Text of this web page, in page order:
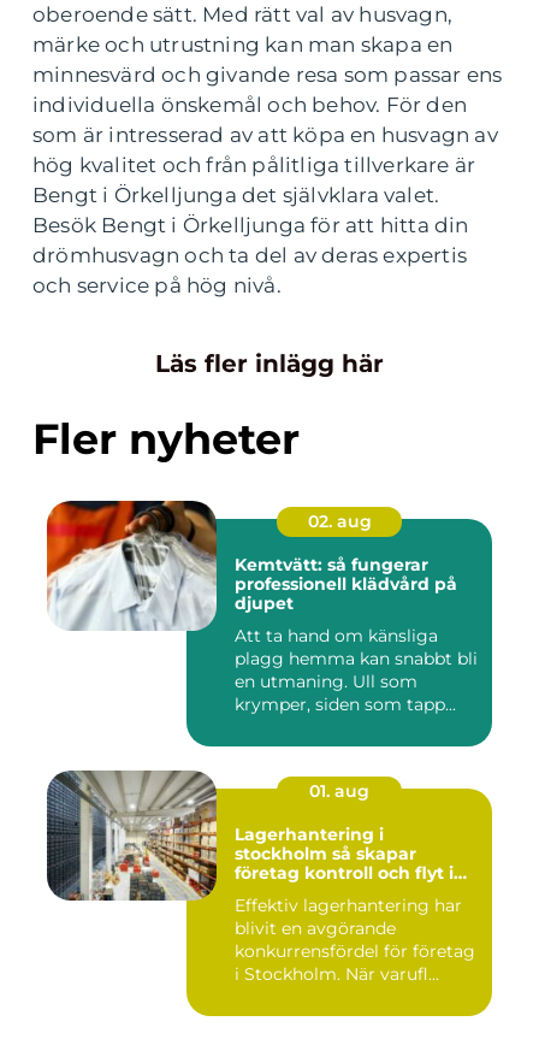
oberoende sätt. Med rätt val av husvagn,
märke och utrustning kan man skapa en
minnesvärd och givande resa som passar ens
individuella önskemål och behov. För den
som är intresserad av att köpa en husvagn av
hög kvalitet och från pålitliga tillverkare är
Bengt i Örkelljunga det självklara valet.
Besök Bengt i Örkelljunga för att hitta din
drömhusvagn och ta del av deras expertis
och service på hög nivå.
Läs fler inlägg här
Fler nyheter
02. aug
Kemtvätt: så fungerar
professionell klädvård på
djupet
Att ta hand om känsliga
plagg hemma kan snabbt bli
en utmaning. Ull som
krymper, siden som tapp...
01. aug
Lagerhantering i
stockholm så skapar
företag kontroll och flyt i
Effektiv lagerhantering har
blivit en avgörande
konkurrensfördel för företag
i Stockholm. När varufl...